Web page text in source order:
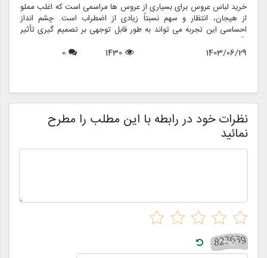
خرید لباس عروس برای بسیاری از عروس ها مراسمی است که اغلب مملو
از هیجان، انتظار و سهم نسبتاً زیادی از اضطراب است. چشم انداز
احساسی این تجربه می تواند به طور قابل توجهی بر تصمیم گیری تأثیر
بگذارد و منجر به انتخاب هایی شود که نه تنها سبک شخصی بلکه عوامل
روانی عمیق تری را نیز منعکس می کند. در این مقاله، روانشناسی خرید
1403/06/29
1430
0
نظرات خود در رابطه با این مطلب را مطرح
نمائید